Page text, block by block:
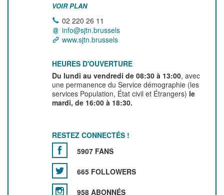
VOIR PLAN
02 220 26 11
info@sjtn.brussels
www.sjtn.brussels
HEURES D'OUVERTURE
Du lundi au vendredi de 08:30 à 13:00, avec
une permanence du Service démographie (les
services Population, État civil et Étrangers) le
mardi, de 16:00 à 18:30.
RESTEZ CONNECTÉS !
5907 FANS
665 FOLLOWERS
958 ABONNÉS